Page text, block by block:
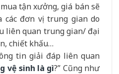
tận xưởng, giá bán sẽ
đơn vị trung gian do
liên quan trung gian/ đại
chiết khấu…
tin giải đáp liên quan
vệ sinh là gì?” Cũng như